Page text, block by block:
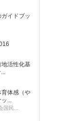
イドブッ
活性化基
体感（や
...
国民...